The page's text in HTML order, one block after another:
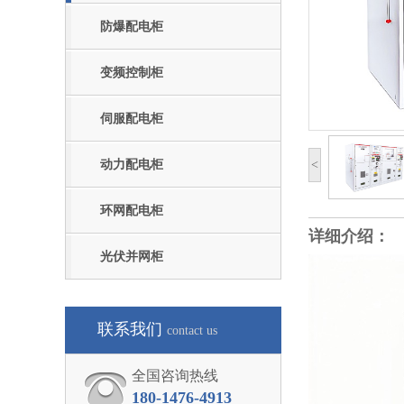
防爆配电柜
变频控制柜
伺服配电柜
动力配电柜
环网配电柜
光伏并网柜
联系我们 contact us
全国咨询热线
180-1476-4913
<
详细介绍：